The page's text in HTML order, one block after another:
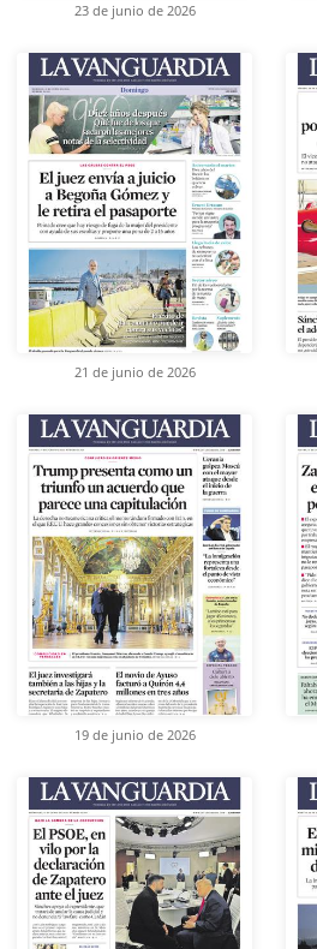
23 de junio de 2026
21 de junio de 2026
19 de junio de 2026